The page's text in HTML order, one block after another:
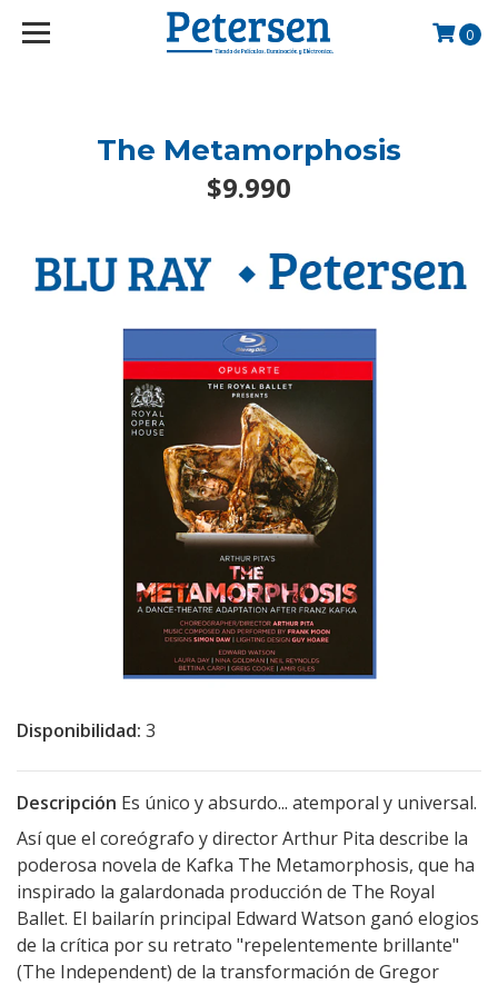
googlef2d1455d5020445a.html
0
The Metamorphosis
$9.990
Disponibilidad: 3
Descripción Es único y absurdo... atemporal y universal.
Así que el coreógrafo y director Arthur Pita describe la
poderosa novela de Kafka The Metamorphosis, que ha
inspirado la galardonada producción de The Royal
Ballet. El bailarín principal Edward Watson ganó elogios
de la crítica por su retrato "repelentemente brillante"
(The Independent) de la transformación de Gregor